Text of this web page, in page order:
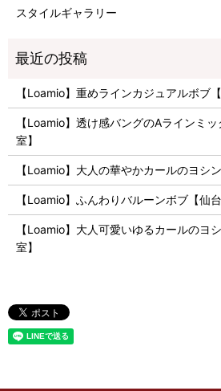
スタイルギャラリー
【Loamio】重めラインカジュアルボブ
【Loamio】透け感バングのAラインミ
室】
【Loamio】大人の華やかカールのヨシ
【Loamio】ふんわりバルーンボブ【仙台
【Loamio】大人可愛いゆるカールのヨ
室】